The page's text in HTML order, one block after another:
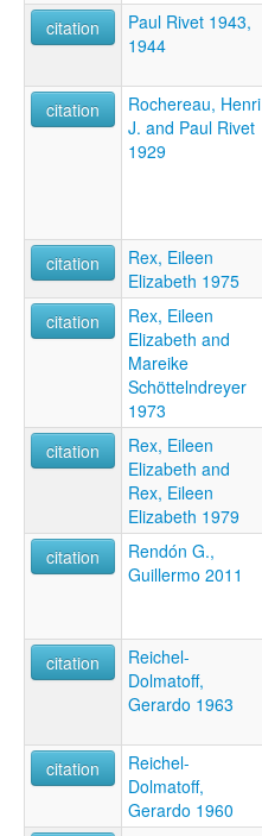
citation
Paul Rivet 1943,
1944
citation
Rochereau, Henri
J. and Paul Rivet
1929
citation
Rex, Eileen
Elizabeth 1975
citation
Rex, Eileen
Elizabeth and
Mareike
Schöttelndreyer
1973
citation
Rex, Eileen
Elizabeth and
Rex, Eileen
Elizabeth 1979
citation
Rendón G.,
Guillermo 2011
citation
Reichel-
Dolmatoff,
Gerardo 1963
citation
Reichel-
Dolmatoff,
Gerardo 1960